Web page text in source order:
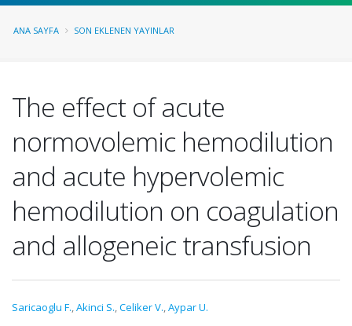
ANA SAYFA SON EKLENEN YAYINLAR
The effect of acute
normovolemic hemodilution
and acute hypervolemic
hemodilution on coagulation
and allogeneic transfusion
Saricaoglu F.,Akinci S.,Celiker V.,Aypar U.